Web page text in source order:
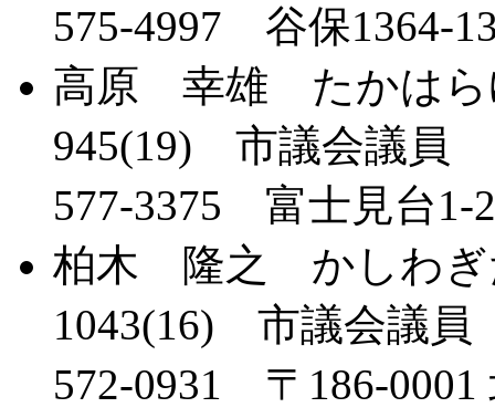
575-4997 谷保1364-
高原 幸雄 たか
945(19) 市議会議員
577-3375 富士見台1-
柏木 隆之 かしわ
1043(16) 市議会議員
572-0931 〒186-0001